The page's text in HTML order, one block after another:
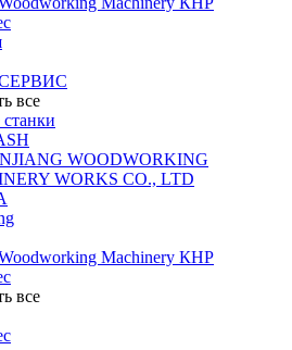
все
WOODWORKING
WORKS CO., LTD
Machinery КНР
все